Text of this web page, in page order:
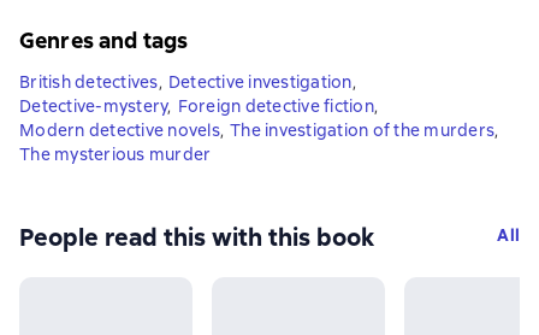
Genres and tags
British detectives, Detective investigation,
Detective-mystery, Foreign detective fiction,
Modern detective novels, The investigation of the murders,
The mysterious murder
People read this with this book All